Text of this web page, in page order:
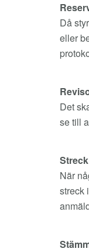
Då
eller
Det
se till
När
streck